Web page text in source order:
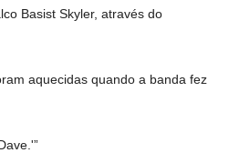
Basist Skyler, através do
aquecidas quando a banda fez